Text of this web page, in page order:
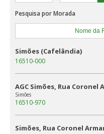
Pesquisa por Morada
Simões (Cafelândia)
16510-000
AGC Simões, Rua Coronel
Simões
16510-970
Simões, Rua Coronel